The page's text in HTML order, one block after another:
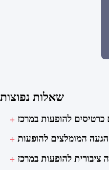
שאלות נפוצות